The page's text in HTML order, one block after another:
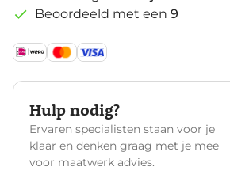
Beoordeeld met een 9
Hulp nodig?
Ervaren specialisten staan voor je
klaar en denken graag met je mee
voor maatwerk advies.